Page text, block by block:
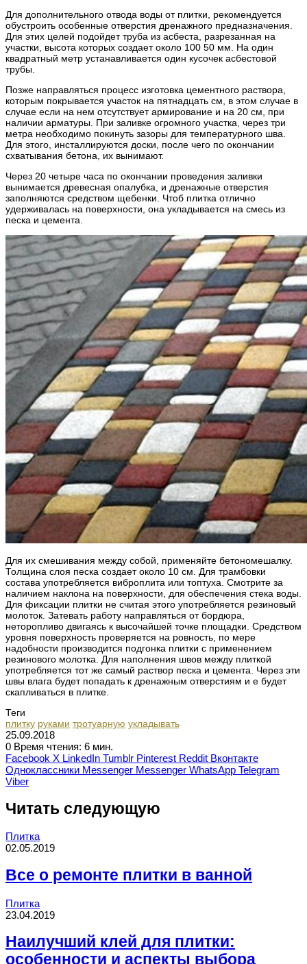
Для дополнительного отвода воды от плитки, рекомендуется
обустроить особенные отверстия дренажного предназначения.
Для этих целей подойдет труба из асбеста, разрезанная на
участки, высота которых создает около 100 50 мм. На один
квадратный метр устанавливается один кусочек асбестовой
трубы.
Позже направляться процесс изготовка цементного раствора,
которым покрывается участок на пятнадцать см, в этом случае в
случае если на нем отсутствует армирование и на 20 см, при
наличии арматуры. При заливке огромного участка, через три
метра необходимо покинуть зазоры для температурного шва.
Для этого, инсталлируются доски, после чего по окончании
схватывания бетона, их вынимают.
Через 20 четыре часа по окончании проведения заливки
вынимается древесная опалубка, и дренажные отверстия
заполняются средством щебенки. Чтоб плитка отлично
удерживалась на поверхности, она укладывается на смесь из
песка и цемента.
Для их смешивания между собой, применяйте бетономешалку.
Толщина слоя песка создает около 10 см. Для трамбовки
состава употребляется виброплита или топтуха. Смотрите за
наличием наклона на поверхности, для обеспечения стека воды.
Для фиксации плитки не считая этого употребляется резиновый
молоток. Затевать работу направляться от бордюра,
неторопливо двигаясь к высочайшей точке площадки. Средством
уровня поверхность проверяется на ровность, по мере
надобности производится подгонка плитки с применением
резинового молотка. Для наполнения швов между плиткой
употребляется тот же самый раствор песка и цемента. Через эти
швы влага будет попадать к дренажным отверстиям и е будет
скапливаться в плитке.
Теги
плитку руками тротуарную укладывать
25.09.2018
0 Время чтения: 6 мин.
Facebook X LinkedIn Tumblr Pinterest Reddit Вконтакте
Одноклассники Messenger Messenger WhatsApp Telegram
Viber
Читать следующую
Плитка
02.05.2019
Все о ремонте плитки в ванной
Плитка
23.04.2019
Наилучший клей для плитки:
особенности и аспекты выбора